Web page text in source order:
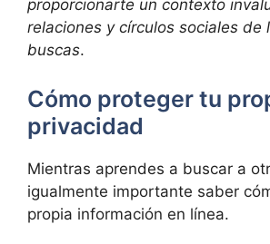
proporcionarte un contexto
relaciones y círculos sociales de
buscas.
Cómo proteger tu
privacidad
Mientras aprendes a buscar a
igualmente importante saber
propia información en línea.